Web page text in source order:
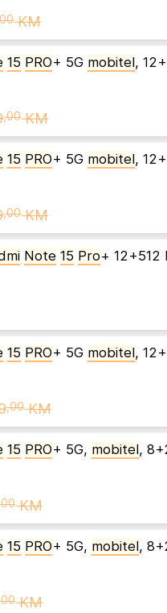
KM
15 PRO+ 5G mobitel,
,00KM
15 PRO+ 5G mobitel,
,00KM
Note 15 Pro+ 12+512
15 PRO+ 5G mobitel,
,00KM
15 PRO+ 5G, mobitel,
KM
15 PRO+ 5G, mobitel,
KM